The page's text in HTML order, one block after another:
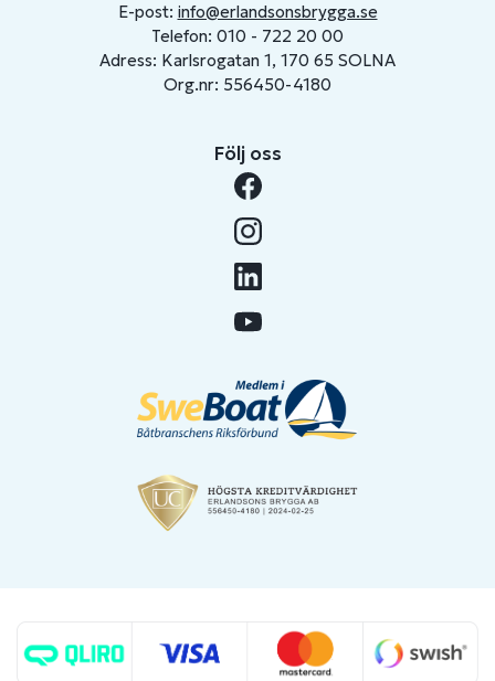
E-post: info@erlandsonsbrygga.se
Telefon: 010 - 722 20 00
Adress: Karlsrogatan 1, 170 65 SOLNA
Org.nr: 556450-4180
Följ oss